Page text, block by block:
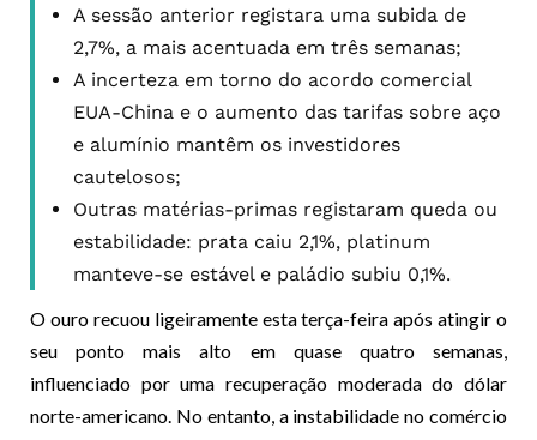
A sessão anterior registara uma subida de
2,7%, a mais acentuada em três semanas;
A incerteza em torno do acordo comercial
EUA-China e o aumento das tarifas sobre aço
e alumínio mantêm os investidores
cautelosos;
Outras matérias-primas registaram queda ou
estabilidade: prata caiu 2,1%, platinum
manteve-se estável e paládio subiu 0,1%.
O ouro recuou ligeiramente esta terça-feira após atingir o
seu ponto mais alto em quase quatro semanas,
influenciado por uma recuperação moderada do dólar
norte-americano. No entanto, a instabilidade no comércio